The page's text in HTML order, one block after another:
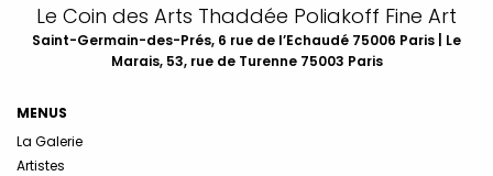
Le Coin des Arts Thaddée Poliakoff Fine Art
Saint-Germain-des-Prés, 6 rue de l’Echaudé 75006 Paris | Le
Marais, 53, rue de Turenne 75003 Paris
MENUS
La Galerie
Artistes